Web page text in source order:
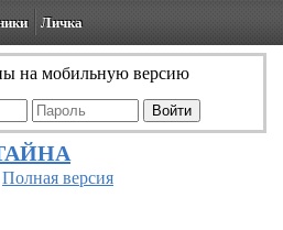
Личка
на мобильную версию
Полная версия